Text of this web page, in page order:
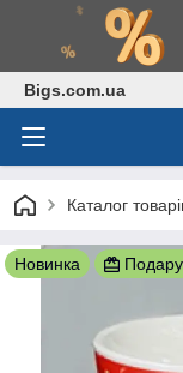
Bigs.com.ua
Каталог
Новинка